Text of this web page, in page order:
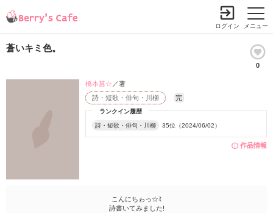
メニュー
ログイン
蒼いキミ色。
0
作品情報
ランクイン履歴
詩・短歌・俳句・川柳 35位（2024/06/02）
詩・短歌・俳句・川柳 完
橋本菖☆ ／著
こんにちゎっ☆ﾐ
詩書いてみました!